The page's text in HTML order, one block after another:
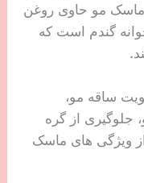
ماسک مو حاوی روغن
گندم است که
ساقه مو،
جلوگیری از گره
ویژگی های ماسک